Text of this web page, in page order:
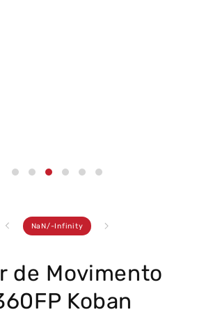
NaN/ de
-Infinity
de Movimento
Koban